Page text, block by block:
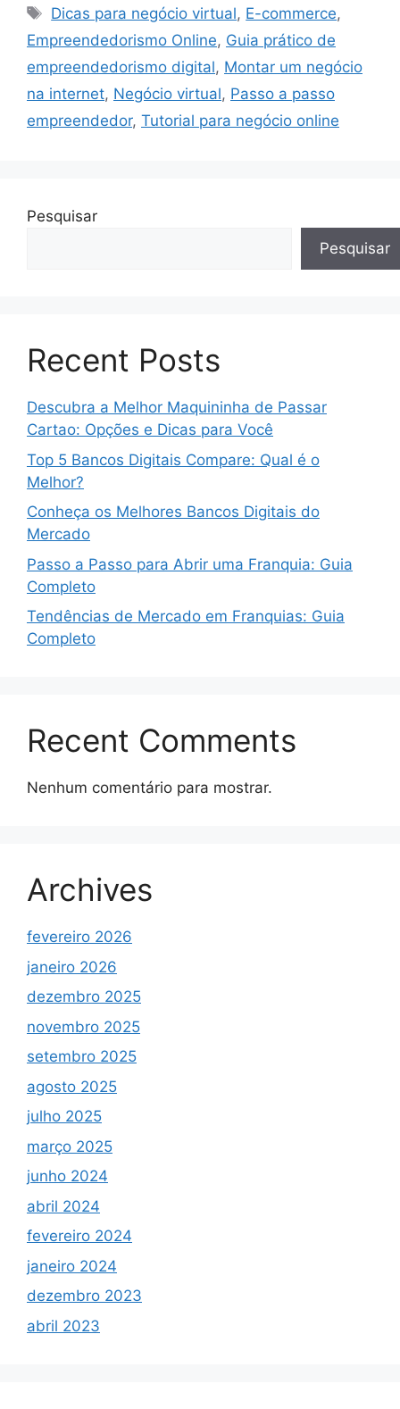
Tags
Dicas para negócio virtual, E-commerce,
Empreendedorismo Online, Guia prático de
empreendedorismo digital, Montar um negócio
na internet, Negócio virtual, Passo a passo
empreendedor, Tutorial para negócio online
Pesquisar
Pesquisar
Recent Posts
Descubra a Melhor Maquininha de Passar
Cartao: Opções e Dicas para Você
Top 5 Bancos Digitais Compare: Qual é o
Melhor?
Conheça os Melhores Bancos Digitais do
Mercado
Passo a Passo para Abrir uma Franquia: Guia
Completo
Tendências de Mercado em Franquias: Guia
Completo
Recent Comments
Nenhum comentário para mostrar.
Archives
fevereiro 2026
janeiro 2026
dezembro 2025
novembro 2025
setembro 2025
agosto 2025
julho 2025
março 2025
junho 2024
abril 2024
fevereiro 2024
janeiro 2024
dezembro 2023
abril 2023